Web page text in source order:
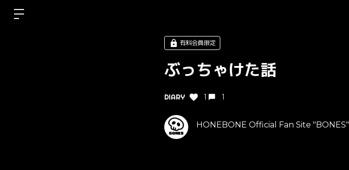
有料会員限定
ぶっちゃけた話
DIARY 1 1
HONEBONE Official Fan Site "BONES"